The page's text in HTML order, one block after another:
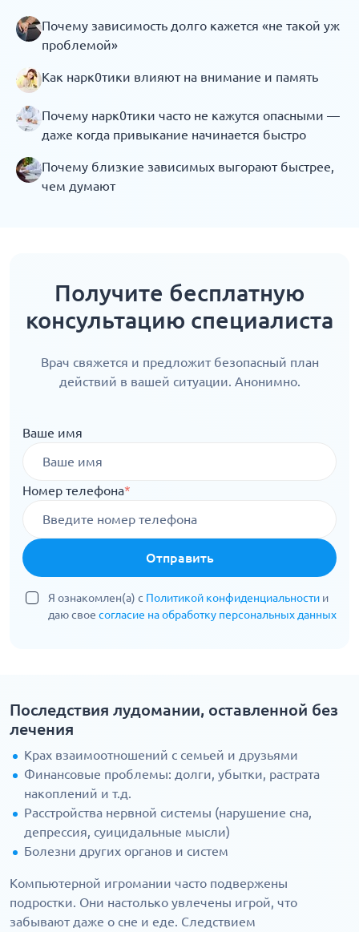
Почему зависимость долго кажется «не такой уж
проблемой»
Как нарк0тики влияют на внимание и память
Почему нарк0тики часто не кажутся опасными —
даже когда привыкание начинается быстро
Почему близкие зависимых выгорают быстрее,
чем думают
Получите бесплатную
консультацию специалиста
Врач свяжется и предложит безопасный план
действий в вашей ситуации. Анонимно.
Ваше имя
Номер телефона*
Отправить
Я ознакомлен(а) с Политикой конфиденциальности и
даю свое согласие на обработку персональных данных
Последствия лудомании, оставленной без
лечения
Крах взаимоотношений с семьей и друзьями
Финансовые проблемы: долги, убытки, растрата
накоплений и т.д.
Расстройства нервной системы (нарушение сна,
депрессия, суицидальные мысли)
Болезни других органов и систем
Компьютерной игромании часто подвержены
подростки. Они настолько увлечены игрой, что
забывают даже о сне и еде. Следствием